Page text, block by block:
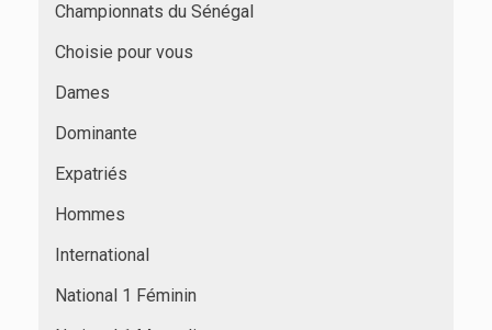
Championnats du Sénégal
Choisie pour vous
Dames
Dominante
Expatriés
Hommes
International
National 1 Féminin